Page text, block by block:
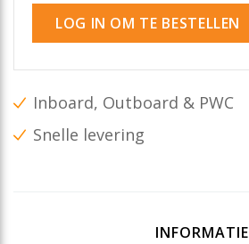
LOG IN OM TE BESTELLEN
Inboard, Outboard & PWC
Snelle levering
INFORMATIE